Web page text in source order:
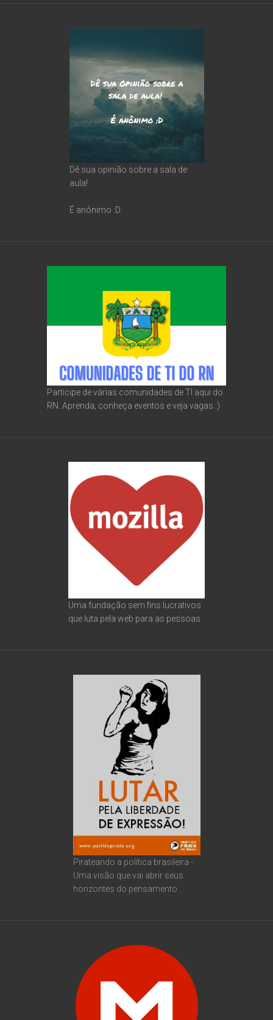
Dê sua opinião sobre a sala de
aula!
É anônimo :D
Participe de várias comunidades de TI aqui do
RN. Aprenda, conheça eventos e veja vagas :)
Uma fundação sem fins lucrativos
que luta pela web para as pessoas
Pirateando a política brasileira -
Uma visão que vai abrir seus
horizontes do pensamento